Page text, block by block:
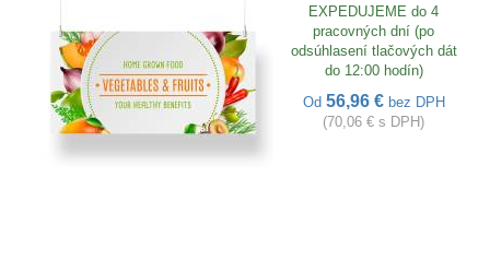
EXPEDUJEME do 4
pracovných dní (po
odsúhlasení tlačových dát
do 12:00 hodín)
Od 56,96 € bez DPH
(70,06 € s DPH)